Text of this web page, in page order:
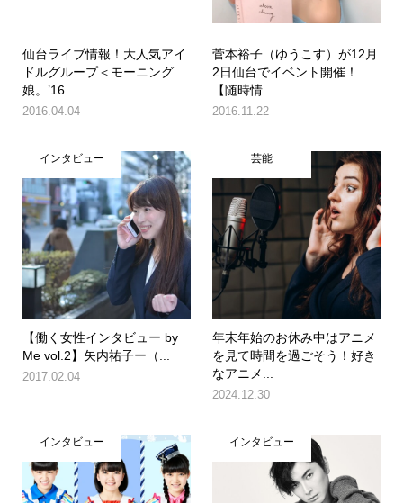
仙台ライブ情報！大人気アイ
ドルグループ＜モーニング
娘。’16...
2016.04.04
菅本裕子（ゆうこす）が12月
2日仙台でイベント開催！
【随時情...
2016.11.22
インタビュー
【働く女性インタビュー by
Me vol.2】矢内祐子ー（...
2017.02.04
芸能
年末年始のお休み中はアニメ
を見て時間を過ごそう！好き
なアニメ...
2024.12.30
インタビュー インタビュー